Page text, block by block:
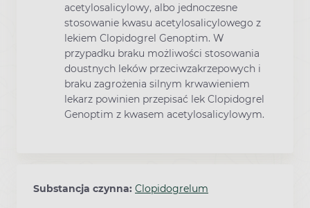
acetylosalicylowy, albo jednoczesne
stosowanie kwasu acetylosalicylowego z
lekiem Clopidogrel Genoptim. W
przypadku braku możliwości stosowania
doustnych leków przeciwzakrzepowych i
braku zagrożenia silnym krwawieniem
lekarz powinien przepisać lek Clopidogrel
Genoptim z kwasem acetylosalicylowym.
Substancja czynna: Clopidogrelum